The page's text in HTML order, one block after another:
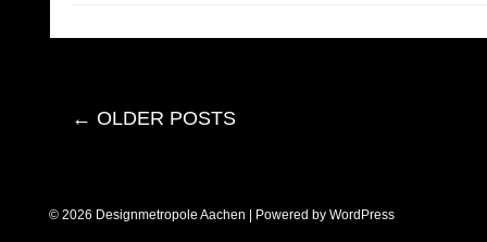
← OLDER POSTS
© 2026 Designmetropole Aachen | Powered by WordPress